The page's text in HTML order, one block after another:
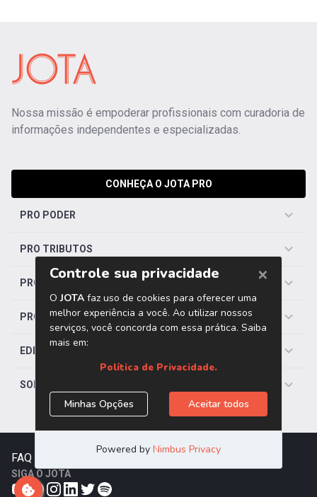
Nossa missão é empoderar profissionais com curadoria de
informações independentes e especializadas.
CONHEÇA O JOTA PRO
PRO PODER
PRO TRIBUTOS
PRO TRABALHISTA
PRO SAÚDE
EDITORIAS
SOBRE O JOTA
FAQ Trabalhe Conosco
SIGA O JOTA